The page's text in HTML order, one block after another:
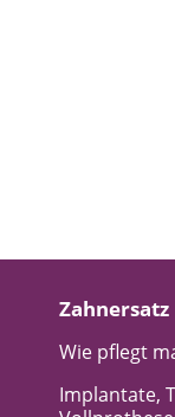
Zahnersatz
Wie pflegt
Implantate,